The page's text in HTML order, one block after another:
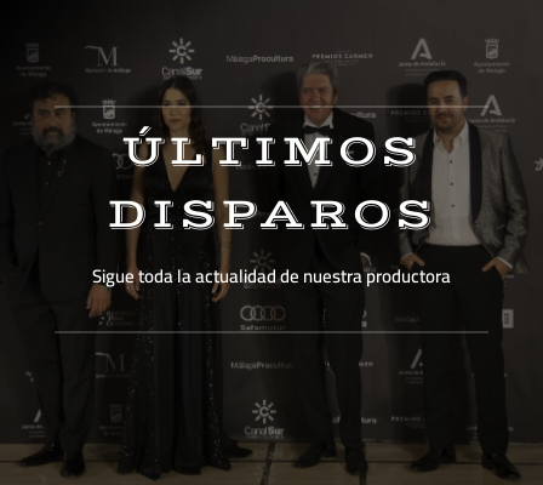
ÚLTIMOS
DISPAROS
Sigue toda la actualidad de nuestra productora